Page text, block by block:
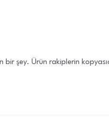
şey. Ürün rakiplerin